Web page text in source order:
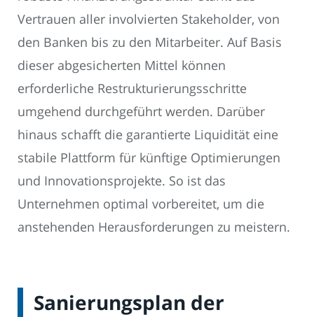
Vertrauen aller involvierten Stakeholder, von
den Banken bis zu den Mitarbeiter. Auf Basis
dieser abgesicherten Mittel können
erforderliche Restrukturierungsschritte
umgehend durchgeführt werden. Darüber
hinaus schafft die garantierte Liquidität eine
stabile Plattform für künftige Optimierungen
und Innovationsprojekte. So ist das
Unternehmen optimal vorbereitet, um die
anstehenden Herausforderungen zu meistern.
Sanierungsplan der